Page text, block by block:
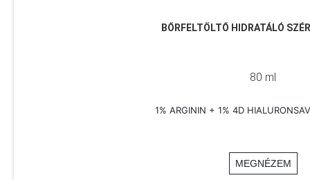
BŐRFELTÖLTŐ HIDRATÁLÓ
80 ml
1% ARGININ + 1% 4D
MEGNÉZEM